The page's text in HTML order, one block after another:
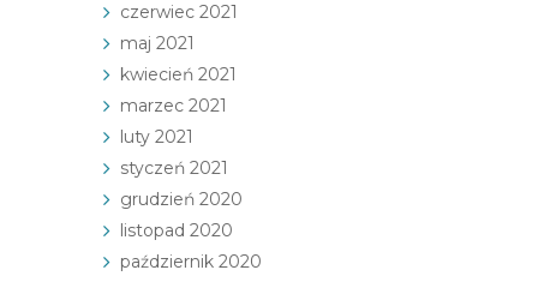
czerwiec 2021
maj 2021
kwiecień 2021
marzec 2021
luty 2021
styczeń 2021
grudzień 2020
listopad 2020
październik 2020